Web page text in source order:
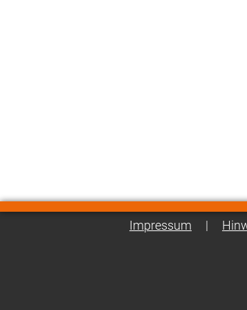
Impressum |